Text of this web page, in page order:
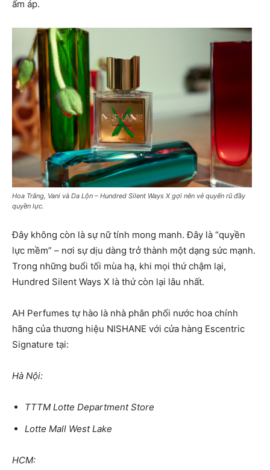
ấm áp.
Hoa Trắng, Vani và Da Lộn – Hundred Silent Ways X gợi nên vẻ quyến rũ đầy
quyền lực.
Đây không còn là sự nữ tính mong manh. Đây là “quyền
lực mềm” – nơi sự dịu dàng trở thành một dạng sức mạnh.
Trong những buổi tối mùa hạ, khi mọi thứ chậm lại,
Hundred Silent Ways X là thứ còn lại lâu nhất.
AH Perfumes tự hào là nhà phân phối nước hoa chính
hãng của thương hiệu NISHANE với cửa hàng Escentric
Signature tại:
Hà Nội:
TTTM Lotte Department Store
Lotte Mall West Lake
HCM: